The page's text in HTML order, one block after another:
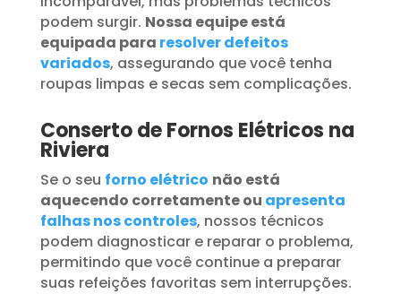
podem surgir. Nossa equipe está
equipada para resolver defeitos
variados, assegurando que você tenha
roupas limpas e secas sem complicações.
Conserto de Fornos Elétricos na
Riviera
Se o seu forno elétrico não está
aquecendo corretamente ou apresenta
falhas nos controles, nossos técnicos
podem diagnosticar e reparar o problema,
permitindo que você continue a preparar
suas refeições favoritas sem interrupções.